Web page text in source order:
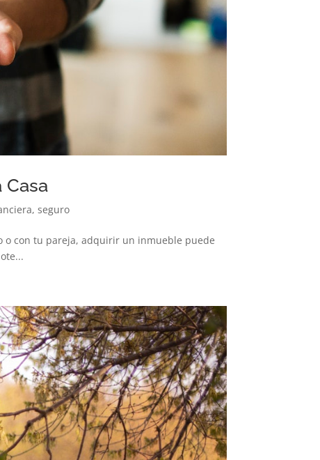
Casa
,seguro
o con tu pareja, adquirir un inmueble puede